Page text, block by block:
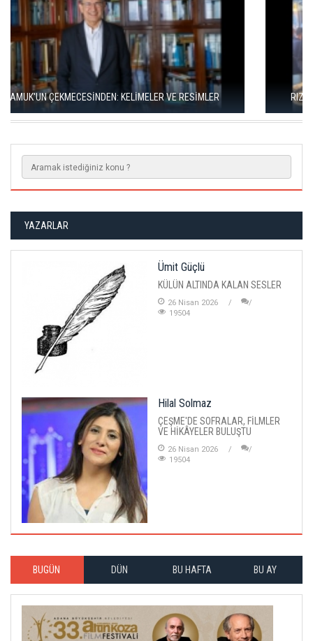
RIZA SÖNMEZ: ‘ANADOLU, SANILDIĞINDAN ÇOK DAHA VEGAN"
YAZARLAR
Ümit Güçlü
KÜLÜN ALTINDA KALAN SESLER
26 Nisan 2026
19504
Hilal Solmaz
ÇEŞME'DE SOFRALAR, FİLMLER
VE HİKÂYELER BULUŞTU
26 Nisan 2026
19504
BUGÜN DÜN BU HAFTA BU AY